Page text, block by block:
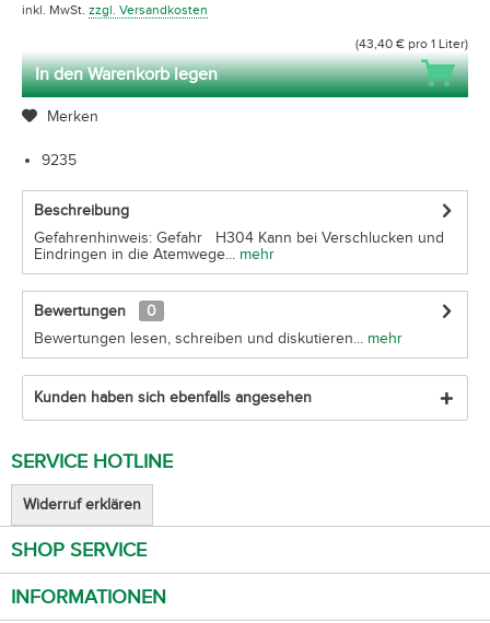
inkl. MwSt. zzgl. Versandkosten
(43,40 € pro 1 Liter)
In den Warenkorb legen
Merken
9235
Beschreibung
Gefahrenhinweis: Gefahr H304 Kann bei Verschlucken und
Eindringen in die Atemwege... mehr
Bewertungen
0
Bewertungen lesen, schreiben und diskutieren... mehr
Kunden haben sich ebenfalls angesehen
SERVICE HOTLINE
Widerruf erklären
SHOP SERVICE
INFORMATIONEN